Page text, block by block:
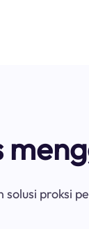
solusi proksi